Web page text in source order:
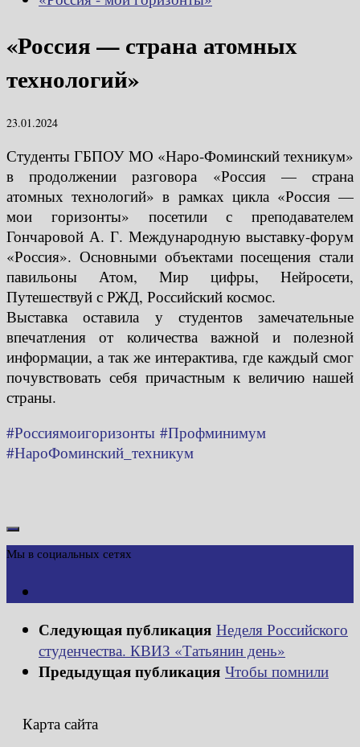
«Россия — страна атомных
технологий»
23.01.2024
Студенты ГБПОУ МО «Наро-Фоминский техникум»
в продолжении разговора «Россия — страна
атомных технологий» в рамках цикла «Россия —
мои горизонты» посетили с преподавателем
Гончаровой А. Г. Международную выставку-форум
«Россия». Основными объектами посещения стали
павильоны Атом, Мир цифры, Нейросети,
Путешествуй с РЖД, Российский космос.
Выставка оставила у студентов замечательные
впечатления от количества важной и полезной
информации, а так же интерактива, где каждый смог
почувствовать себя причастным к величию нашей
страны.
#Россиямоигоризонты #Профминимум
#НароФоминский_техникум
Мы в социальных сетях
Следующая публикация Неделя Российского
студенчества. КВИЗ «Татьянин день»
Предыдущая публикация Чтобы помнили
Карта сайта